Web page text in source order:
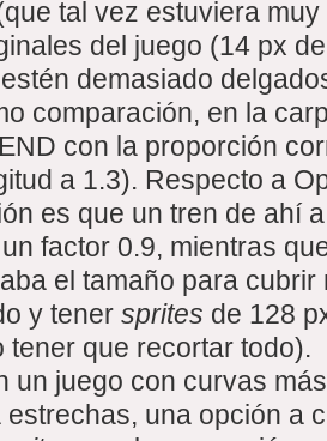
tal vez estuviera
del juego (14 px
demasiado
comparación, en la
con la proporción
a 1.3). Respecto a
es que un tren de ahí
factor 0.9, mientras
el tamaño para
y tener sprites de 128
tener que recortar todo).
un juego con curvas
estrechas, una opción a